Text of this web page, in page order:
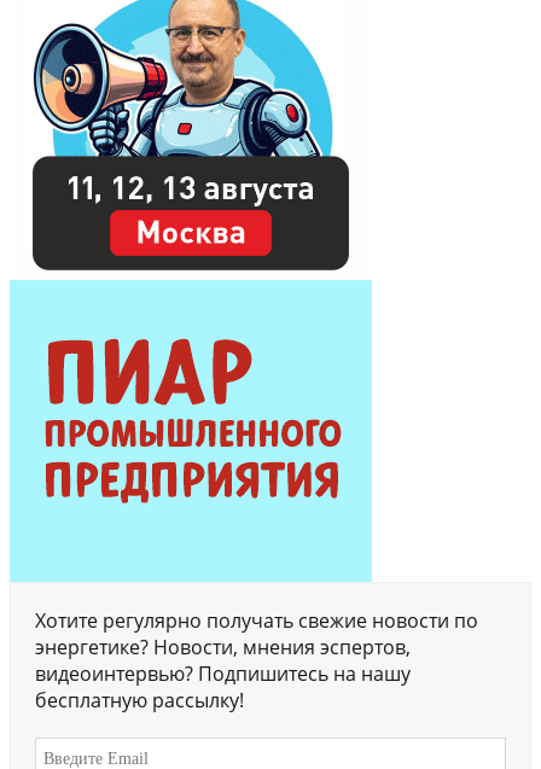
Хотите регулярно получать свежие новости по
энергетике? Новости, мнения эспертов,
видеоинтервью? Подпишитесь на нашу
бесплатную рассылку!